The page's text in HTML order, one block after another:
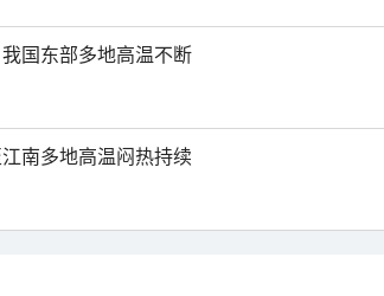
国东部多地高温不断
南多地高温闷热持续